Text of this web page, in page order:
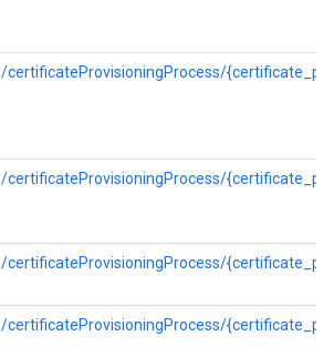
/certificateProvisioningProcess/
/certificateProvisioningProcess/
/certificateProvisioningProcess/
/certificateProvisioningProcess/